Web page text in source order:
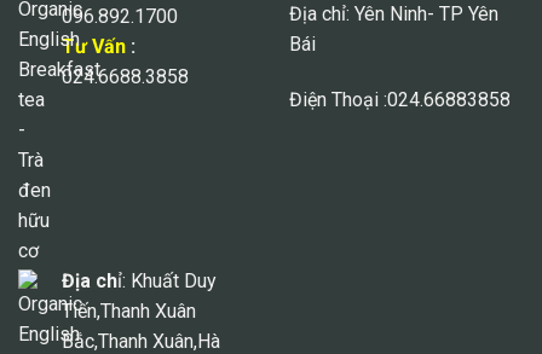
096.892.1700
Tư Vấn :
024.6688.3858
Địa chỉ: Khuất Duy
Tiến,Thanh Xuân
Bắc,Thanh Xuân,Hà
Địa chỉ: Yên Ninh- TP Yên
Bái
Điện Thoại :024.66883858